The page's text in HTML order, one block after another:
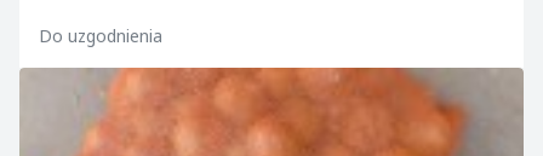
Do uzgodnienia